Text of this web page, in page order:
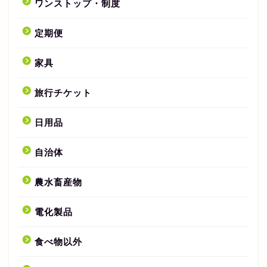
ワンストップ・制度
定期便
家具
旅行チケット
日用品
自治体
農水畜産物
電化製品
食べ物以外